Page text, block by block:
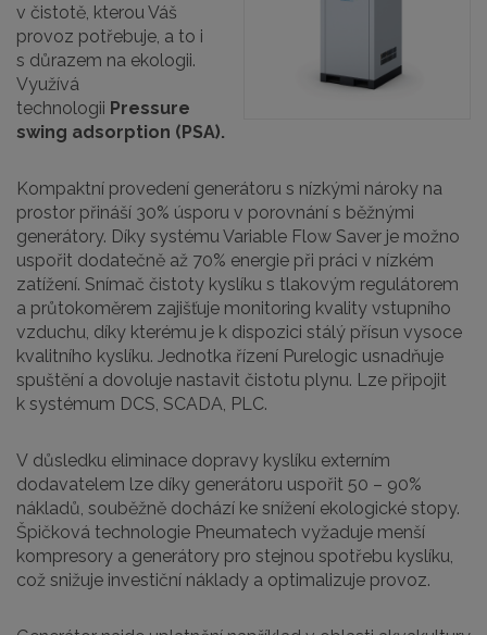
v čistotě, kterou Váš
provoz potřebuje, a to i
s důrazem na ekologii.
Využívá
technologii Pressure
swing adsorption (PSA).
Kompaktní provedení generátoru s nízkými nároky na
prostor přináší 30% úsporu v porovnání s běžnými
generátory. Díky systému Variable Flow Saver je možno
uspořit dodatečně až 70% energie při práci v nízkém
zatížení. Snímač čistoty kyslíku s tlakovým regulátorem
a průtokoměrem zajišťuje monitoring kvality vstupního
vzduchu, díky kterému je k dispozici stálý přísun vysoce
kvalitního kyslíku. Jednotka řízení Purelogic usnadňuje
spuštění a dovoluje nastavit čistotu plynu. Lze připojit
k systémum DCS, SCADA, PLC.
V důsledku eliminace dopravy kyslíku externím
dodavatelem lze díky generátoru uspořit 50 – 90%
nákladů, souběžně dochází ke snížení ekologické stopy.
Špičková technologie Pneumatech vyžaduje menší
kompresory a generátory pro stejnou spotřebu kyslíku,
což snižuje investiční náklady a optimalizuje provoz.